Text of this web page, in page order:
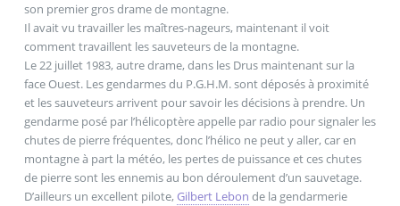
son premier gros drame de montagne.
Il avait vu travailler les maîtres-nageurs, maintenant il voit
comment travaillent les sauveteurs de la montagne.
Le 22 juillet 1983, autre drame, dans les Drus maintenant sur la
face Ouest. Les gendarmes du P.G.H.M. sont déposés à proximité
et les sauveteurs arrivent pour savoir les décisions à prendre. Un
gendarme posé par l’hélicoptère appelle par radio pour signaler les
chutes de pierre fréquentes, donc l’hélico ne peut y aller, car en
montagne à part la météo, les pertes de puissance et ces chutes
de pierre sont les ennemis au bon déroulement d’un sauvetage.
D’ailleurs un excellent pilote, Gilbert Lebon de la gendarmerie